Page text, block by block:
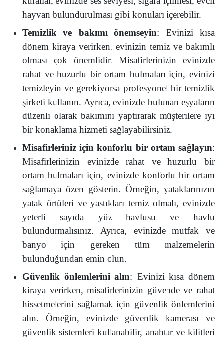
hayvan bulundurulması gibi konuları içerebilir.
Temizlik ve bakımı önemseyin: Evinizi kısa
dönem kiraya verirken, evinizin temiz ve bakımlı
olması çok önemlidir. Misafirlerinizin evinizde
rahat ve huzurlu bir ortam bulmaları için, evinizi
temizleyin ve gerekiyorsa profesyonel bir temizlik
şirketi kullanın. Ayrıca, evinizde bulunan eşyaların
düzenli olarak bakımını yaptırarak müşterilere iyi
bir konaklama hizmeti sağlayabilirsiniz.
Misafirleriniz için konforlu bir ortam sağlayın:
Misafirlerinizin evinizde rahat ve huzurlu bir
ortam bulmaları için, evinizde konforlu bir ortam
sağlamaya özen gösterin. Örneğin, yataklarınızın
yatak örtüleri ve yastıkları temiz olmalı, evinizde
yeterli sayıda yüz havlusu ve havlu
bulundurmalısınız. Ayrıca, evinizde mutfak ve
banyo için gereken tüm malzemelerin
bulunduğundan emin olun.
Güvenlik önlemlerini alın: Evinizi kısa dönem
kiraya verirken, misafirlerinizin güvende ve rahat
hissetmelerini sağlamak için güvenlik önlemlerini
alın. Örneğin, evinizde güvenlik kamerası ve
güvenlik sistemleri kullanabilir, anahtar ve kilitleri